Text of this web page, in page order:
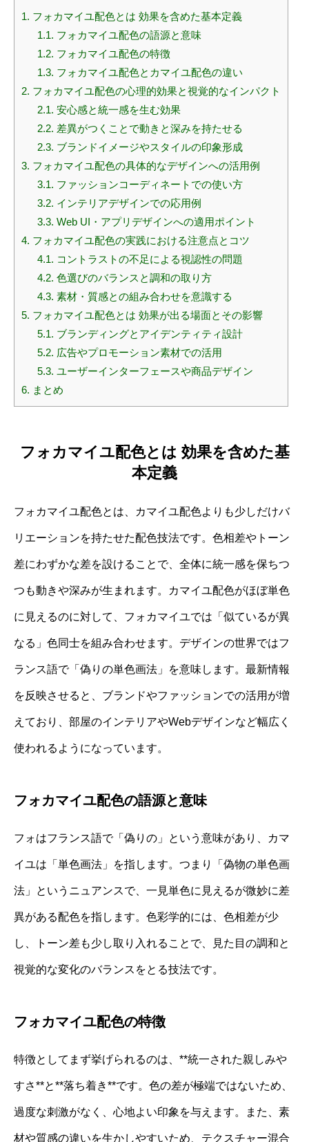
1. フォカマイユ配色とは 効果を含めた基本定義
1.1. フォカマイユ配色の語源と意味
1.2. フォカマイユ配色の特徴
1.3. フォカマイユ配色とカマイユ配色の違い
2. フォカマイユ配色の心理的効果と視覚的なインパクト
2.1. 安心感と統一感を生む効果
2.2. 差異がつくことで動きと深みを持たせる
2.3. ブランドイメージやスタイルの印象形成
3. フォカマイユ配色の具体的なデザインへの活用例
3.1. ファッションコーディネートでの使い方
3.2. インテリアデザインでの応用例
3.3. Web UI・アプリデザインへの適用ポイント
4. フォカマイユ配色の実践における注意点とコツ
4.1. コントラストの不足による視認性の問題
4.2. 色選びのバランスと調和の取り方
4.3. 素材・質感との組み合わせを意識する
5. フォカマイユ配色とは 効果が出る場面とその影響
5.1. ブランディングとアイデンティティ設計
5.2. 広告やプロモーション素材での活用
5.3. ユーザーインターフェースや商品デザイン
6. まとめ
フォカマイユ配色とは 効果を含めた基
本定義
フォカマイユ配色とは、カマイユ配色よりも少しだけバ
リエーションを持たせた配色技法です。色相差やトーン
差にわずかな差を設けることで、全体に統一感を保ちつ
つも動きや深みが生まれます。カマイユ配色がほぼ単色
に見えるのに対して、フォカマイユでは「似ているが異
なる」色同士を組み合わせます。デザインの世界ではフ
ランス語で「偽りの単色画法」を意味します。最新情報
を反映させると、ブランドやファッションでの活用が増
えており、部屋のインテリアやWebデザインなど幅広く
使われるようになっています。
フォカマイユ配色の語源と意味
フォはフランス語で「偽りの」という意味があり、カマ
イユは「単色画法」を指します。つまり「偽物の単色画
法」というニュアンスで、一見単色に見えるが微妙に差
異がある配色を指します。色彩学的には、色相差が少
し、トーン差も少し取り入れることで、見た目の調和と
視覚的な変化のバランスをとる技法です。
フォカマイユ配色の特徴
特徴としてまず挙げられるのは、**統一された親しみや
すさ**と**落ち着き**です。色の差が極端ではないため、
過度な刺激がなく、心地よい印象を与えます。また、素
材や質感の違いを生かしやすいため、テクスチャー混合